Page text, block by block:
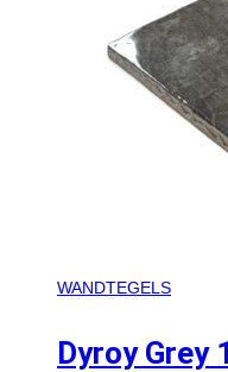
WANDTEGELS
Dyroy Grey